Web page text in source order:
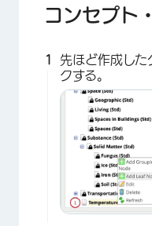
コンセプト
先ほど作成した
クする。